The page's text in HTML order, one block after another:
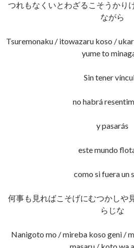
つれもなくいとわざるこそうかり
ながら
Tsuremonaku / itowazaru koso /
yume to
Sin tener
no habrá
y pasarás
este mundo
como si fuera un
何事も見ればこそげにむつかしや
らじな
Nanigoto mo / mireba koso geni /
masaru / koto wa